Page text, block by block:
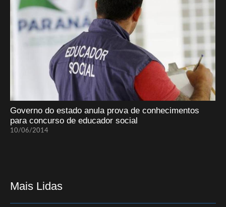
Governo do estado anula prova de conhecimentos
para concurso de educador social
10/06/2014
Mais Lidas